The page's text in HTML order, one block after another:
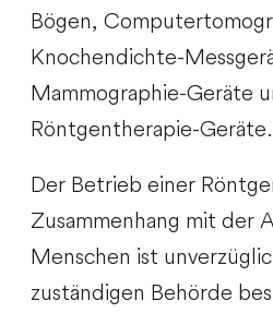
Bögen,
Knochendichte-
Mammographie-Geräte
Röntgentherapie-Geräte.
Der Betrieb einer
Zusammenhang mit der
Menschen ist
zuständigen Behörde